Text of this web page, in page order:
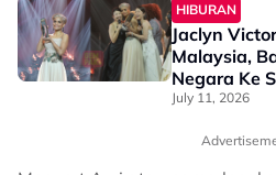
HIBURAN
Jaclyn
Malaysia,
Negara Ke
July 11, 2026